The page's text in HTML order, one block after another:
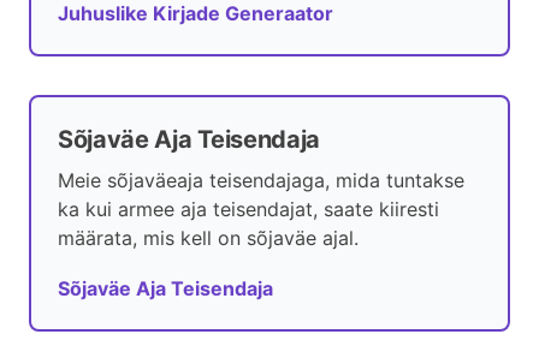
Juhuslike Kirjade Generaator
Sõjaväe Aja Teisendaja
Meie sõjaväeaja teisendajaga, mida tuntakse
ka kui armee aja teisendajat, saate kiiresti
määrata, mis kell on sõjaväe ajal.
Sõjaväe Aja Teisendaja